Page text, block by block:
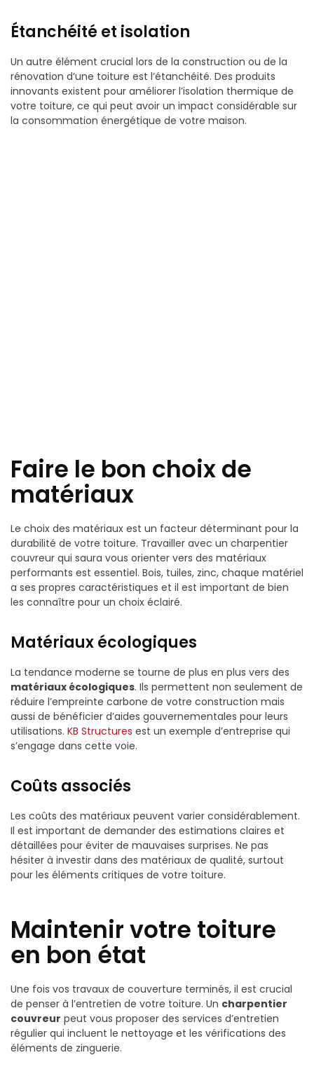
Étanchéité et isolation
Un autre élément crucial lors de la construction ou de la
rénovation d’une toiture est l’étanchéité. Des produits
innovants existent pour améliorer l’isolation thermique de
votre toiture, ce qui peut avoir un impact considérable sur
la consommation énergétique de votre maison.
Faire le bon choix de
matériaux
Le choix des matériaux est un facteur déterminant pour la
durabilité de votre toiture. Travailler avec un charpentier
couvreur qui saura vous orienter vers des matériaux
performants est essentiel. Bois, tuiles, zinc, chaque matériel
a ses propres caractéristiques et il est important de bien
les connaître pour un choix éclairé.
Matériaux écologiques
La tendance moderne se tourne de plus en plus vers des
matériaux écologiques. Ils permettent non seulement de
réduire l’empreinte carbone de votre construction mais
aussi de bénéficier d’aides gouvernementales pour leurs
utilisations. KB Structures est un exemple d’entreprise qui
s’engage dans cette voie.
Coûts associés
Les coûts des matériaux peuvent varier considérablement.
Il est important de demander des estimations claires et
détaillées pour éviter de mauvaises surprises. Ne pas
hésiter à investir dans des matériaux de qualité, surtout
pour les éléments critiques de votre toiture.
Maintenir votre toiture
en bon état
Une fois vos travaux de couverture terminés, il est crucial
de penser à l’entretien de votre toiture. Un charpentier
couvreur peut vous proposer des services d’entretien
régulier qui incluent le nettoyage et les vérifications des
éléments de zinguerie.